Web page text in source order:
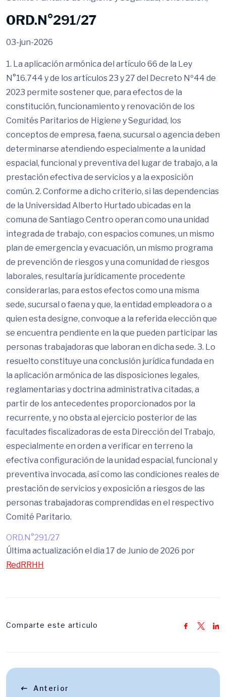
ORD.N°291/27
03-jun-2026
1. La aplicación armónica del artículo 66 de la Ley
N°16.744 y de los artículos 23 y 27 del Decreto Nº44 de
2023 permite sostener que, para efectos de la
constitución, funcionamiento y renovación de los
Comités Paritarios de Higiene y Seguridad, los
conceptos de empresa, faena, sucursal o agencia deben
determinarse atendiendo especialmente a la unidad
espacial, funcional y preventiva del lugar de trabajo, a la
prestación efectiva de servicios y a la exposición
común. 2. Conforme a dicho criterio, si las dependencias
de la Universidad Alberto Hurtado ubicadas en la
comuna de Santiago Centro operan como una unidad
integrada de trabajo, con espacios comunes, un mismo
plan de emergencia y evacuación, un mismo programa
de prevención de riesgos y una comunidad de riesgos
laborales, resultaría jurídicamente procedente
considerarlas, para estos efectos como una misma
sede, sucursal o faena y que, la entidad empleadora o a
quien esta designe, convoque a la referida elección que
se encuentra pendiente en la que pueden participar las
personas trabajadoras que laboran en dicha sede. 3. Lo
resuelto constituye una conclusión jurídica fundada en
la aplicación armónica de las disposiciones legales,
reglamentarias y doctrina administrativa citadas, a
partir de los antecedentes proporcionados por la
recurrente, y no obsta al ejercicio posterior de las
facultades fiscalizadoras de esta Dirección del Trabajo,
especialmente en orden a verificar en terreno la
efectiva configuración de la unidad espacial, funcional y
preventiva invocada, así como las condiciones reales de
prestación de servicios y exposición a riesgos de las
personas trabajadoras comprendidas en el respectivo
Comité Paritario.
ORD.N°291/27
Última actualización el dia 17 de Junio de 2026 por
RedRRHH
Comparte este articulo
Anterior